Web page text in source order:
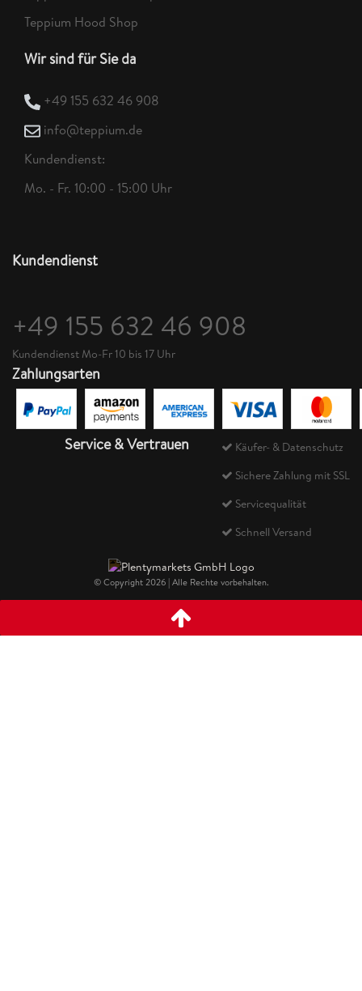
Teppium Hood Shop
Wir sind für Sie da
+49 155 632 46 908
info@teppium.de
Kundendienst:
Mo. - Fr. 10:00 - 15:00 Uhr
Kundendienst
+49 155 632 46 908
Kundendienst Mo-Fr 10 bis 17 Uhr
Zahlungsarten
Service & Vertrauen
Käufer- & Datenschutz
Sichere Zahlung mit SSL
Servicequalität
Schnell Versand
© Copyright 2026 | Alle Rechte vorbehalten.